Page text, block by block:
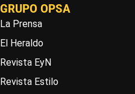
GRUPO OPSA
La Prensa
El Heraldo
Revista EyN
Revista Estilo